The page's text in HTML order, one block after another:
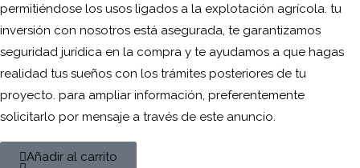
permitiéndose los usos ligados a la explotación agrícola. tu
inversión con nosotros está asegurada, te garantizamos
seguridad jurídica en la compra y te ayudamos a que hagas
realidad tus sueños con los trámites posteriores de tu
proyecto. para ampliar información, preferentemente
solicitarlo por mensaje a través de este anuncio.
Añadir al carrito